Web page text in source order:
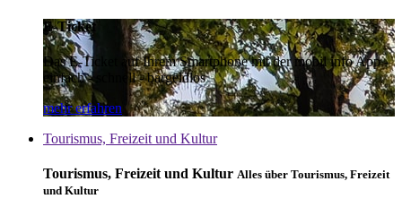
E-Ticket
Das E-Ticket auf Ihrem Smartphone mit der mobil info App -
einfach - schnell - bargeldlos
mehr erfahren
Tourismus, Freizeit und Kultur
Tourismus, Freizeit und Kultur Alles über Tourismus, Freizeit
und Kultur